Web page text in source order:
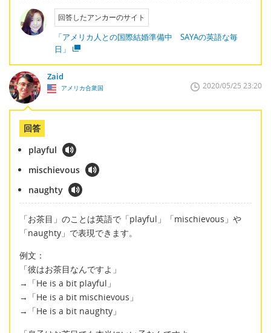
回答したアンカーのサイト
「アメリカ人との国際結婚準備中 SAYAの英語な毎
日」
Zaid
アメリカ合衆国 2020/05/25 23:20
回答
playful
mischievous
naughty
「お茶目」のことは英語で「playful」「mischievous」や
「naughty」で表現できます。
例文：
「彼はお茶目なんですよ」
→「He is a bit playful」
→「He is a bit mischievous」
→「He is a bit naughty」